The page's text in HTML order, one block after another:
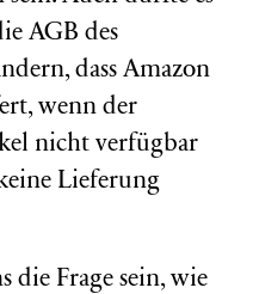
AGB des
dass Amazon
wenn der
nicht verfügbar
Lieferung
die Frage sein, wie